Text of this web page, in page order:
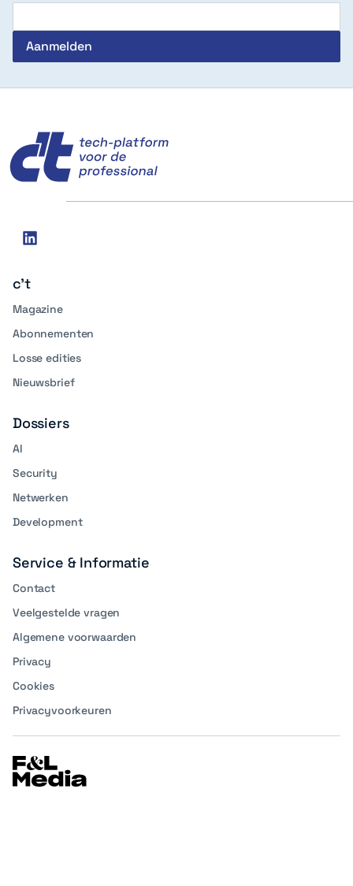
Social
linkedin
c't
Magazine
Abonnementen
Losse edities
Nieuwsbrief
Dossiers
AI
Security
Netwerken
Development
Service & Informatie
Contact
Veelgestelde vragen
Algemene voorwaarden
Privacy
Cookies
Privacyvoorkeuren